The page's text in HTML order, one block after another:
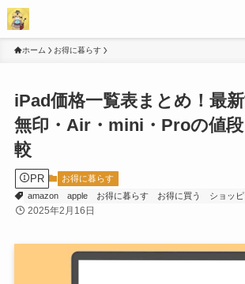
ホーム お得に暮らす
iPad価格一覧表まとめ！最新
無印・Air・mini・Proの値
較
PR
お得に暮らす
amazon
apple お得に暮らす お得に買う ショッ
2025年2月16日